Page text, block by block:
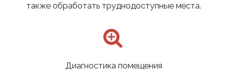
также обработать труднодоступные места.
Диагностика помещения